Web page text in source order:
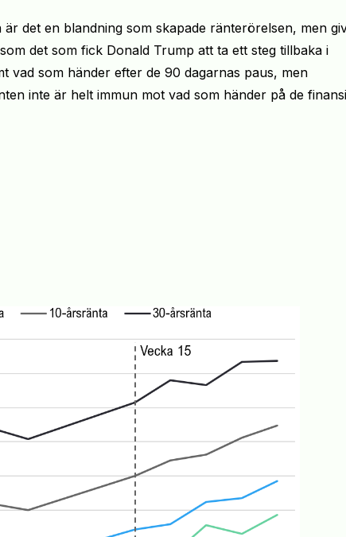
det en blandning som skapade ränterörelsen, men
det som fick Donald Trump att ta ett steg tillbaka i
vad som händer efter de 90 dagarnas paus, men
inte är helt immun mot vad som händer på de